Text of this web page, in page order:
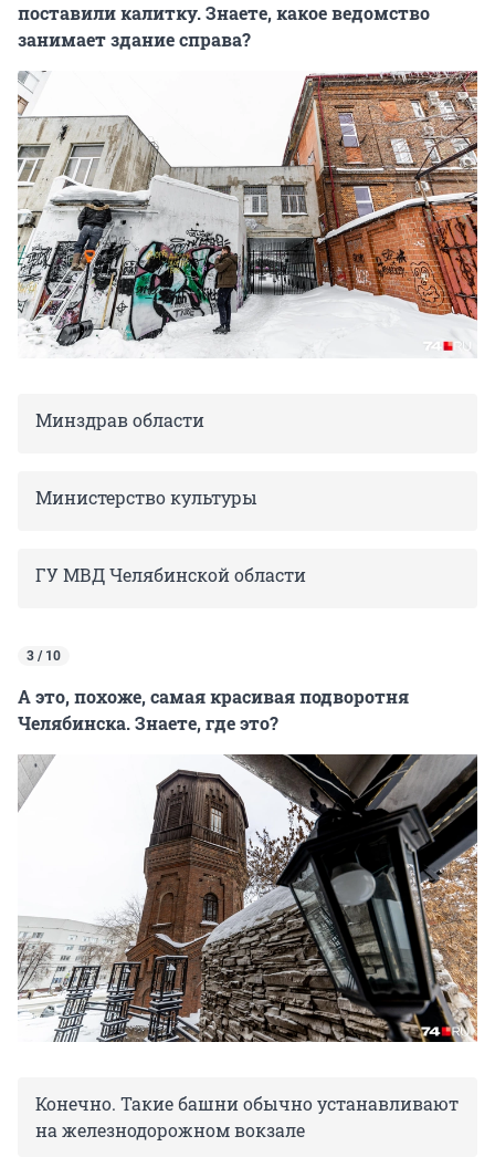
поставили калитку. Знаете, какое ведомство
занимает здание справа?
Минздрав области
Министерство культуры
ГУ МВД Челябинской области
3 / 10
А это, похоже, самая красивая подворотня
Челябинска. Знаете, где это?
Конечно. Такие башни обычно устанавливают
на железнодорожном вокзале